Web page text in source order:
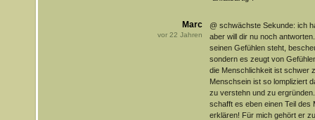
Marc
vor 22 Jahren
@ schwächste Sekunde: ich
aber will dir nu noch
seinen Gefühlen steht,
sondern es zeugt von
die Menschlichkeit ist schwer
Menschsein ist so lompliziert
zu verstehn und zu
schafft es eben einen Teil des
erklären! Für mich gehört er